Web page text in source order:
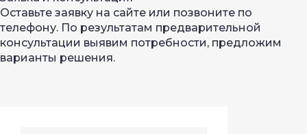
Оставьте заявку на сайте или позвоните по
телефону. По результатам предварительной
консультации выявим потребности, предложим
варианты решения.